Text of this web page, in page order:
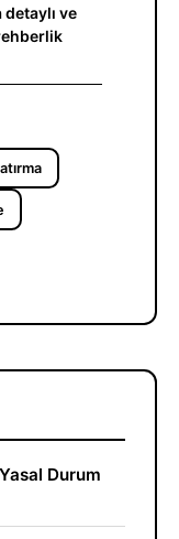
ve
Durum